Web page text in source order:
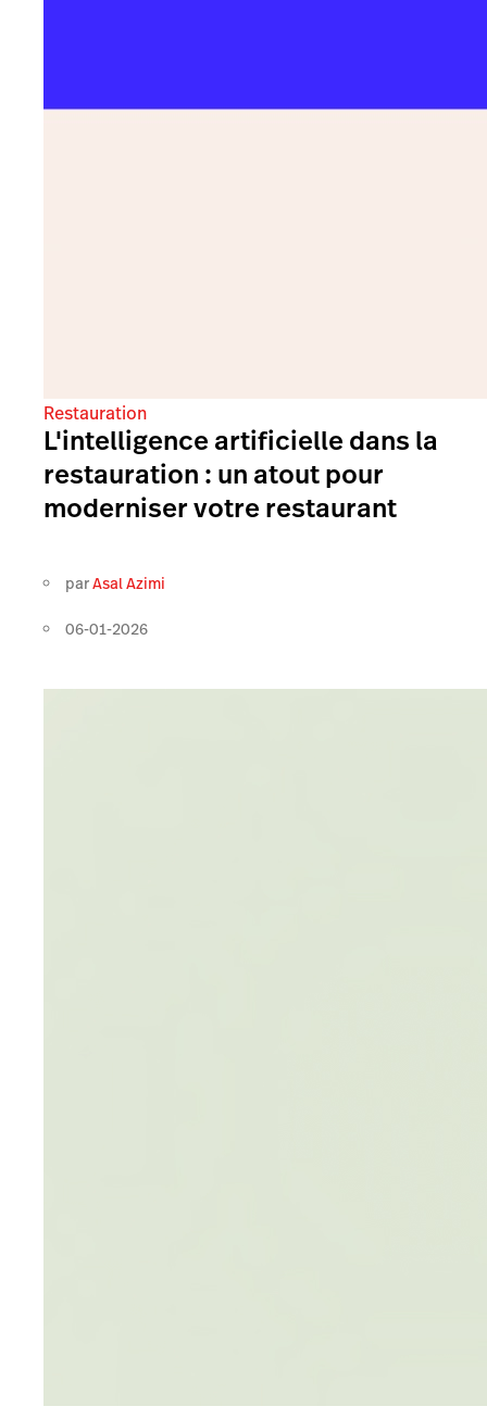
Restauration
L'intelligence artificielle dans la
restauration : un atout pour
moderniser votre restaurant
parAsal Azimi
06-01-2026